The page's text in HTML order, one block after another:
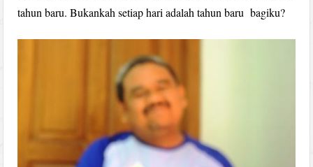
tahun baru. Bukankah setiap hari adalah tahun baru bagiku?